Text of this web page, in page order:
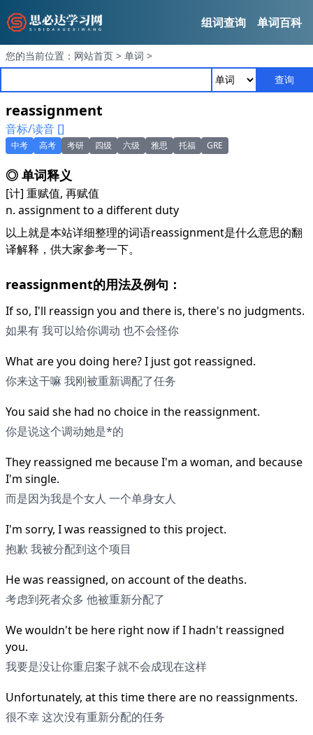
组词查询 单词百科
您的当前位置： 网站首页 > 单词 >
查询
reassignment
音标/读音 []
中考 高考 考研 四级 六级 雅思 托福 GRE
◎ 单词释义
[计] 重赋值, 再赋值
n. assignment to a different duty
以上就是本站详细整理的词语reassignment是什么意思的翻
译解释，供大家参考一下。
reassignment的用法及例句：
If so, I'll reassign you and there is, there's no judgments.
如果有 我可以给你调动 也不会怪你
What are you doing here? I just got reassigned.
你来这干嘛 我刚被重新调配了任务
You said she had no choice in the reassignment.
你是说这个调动她是*的
They reassigned me because I'm a woman, and because
I'm single.
而是因为我是个女人 一个单身女人
I'm sorry, I was reassigned to this project.
抱歉 我被分配到这个项目
He was reassigned, on account of the deaths.
考虑到死者众多 他被重新分配了
We wouldn't be here right now if I hadn't reassigned
you.
我要是没让你重启案子就不会成现在这样
Unfortunately, at this time there are no reassignments.
很不幸 这次没有重新分配的任务